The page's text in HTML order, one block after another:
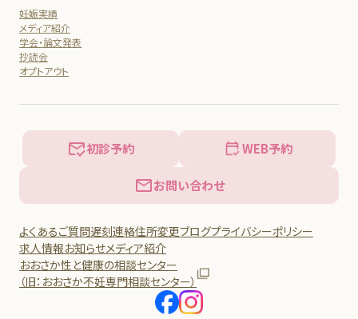
妊娠実績
メディア紹介
学会・論文発表
抄読会
オプトアウト
初診予約 WEB予約
お問い合わせ
よくあるご質問遅刻連絡住所変更ブログプライバシーポリシー
求人情報お知らせメディア紹介
おおさか性と健康の相談センター
（旧：おおさか不妊専門相談センター）